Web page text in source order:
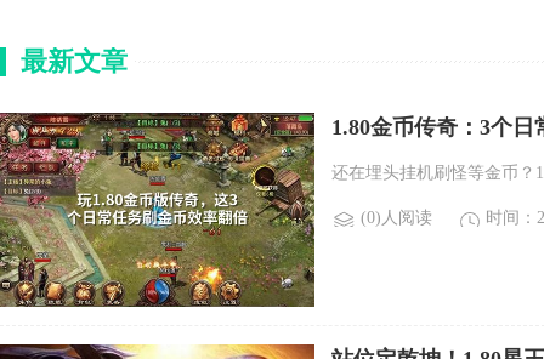
最新文章
1.80金币传奇：3个
还在埋头挂机刷怪等金币？
(0)人阅读 时间：